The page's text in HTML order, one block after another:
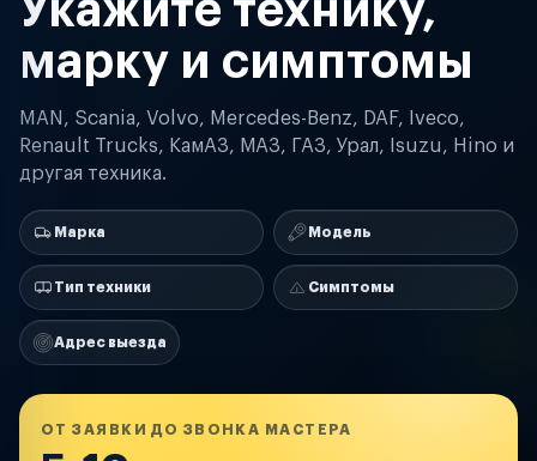
Укажите технику,
марку и симптомы
MAN, Scania, Volvo, Mercedes-Benz, DAF, Iveco,
Renault Trucks, КамАЗ, МАЗ, ГАЗ, Урал, Isuzu, Hino и
другая техника.
Марка Модель
Тип техники Симптомы
Адрес выезда
ОТ ЗАЯВКИ ДО ЗВОНКА МАСТЕРА